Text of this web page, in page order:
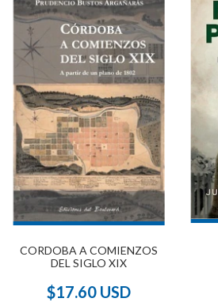
CORDOBA A COMIENZOS
DEL SIGLO XIX
$17.60 USD